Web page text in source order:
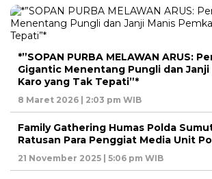
*”SOPAN PURBA MELAWAN ARUS:
Gigantic Menentang Pungli dan Janji
Karo yang Tak Tepati”*
8 Maret 2026 | 2:03 pm WIB
Family Gathering Humas Polda
Ratusan Para Penggiat Media Unit
21 November 2025 | 5:06 pm WIB